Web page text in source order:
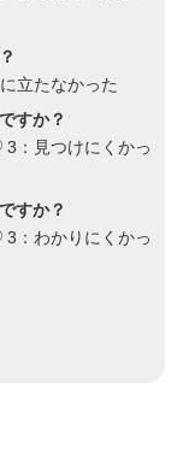
立たなかった
すか？
3：見つけにくかっ
すか？
3：わかりにくかっ